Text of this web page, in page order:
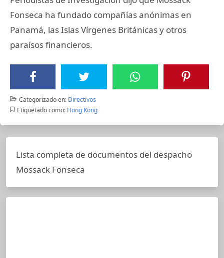
Fonseca ha fundado compañías anónimas en
Panamá, las Islas Vírgenes Británicas y otros
paraísos financieros.
Categorizado en: Directivos
Etiquetado como: Hong Kong
Lista completa de documentos del despacho
Mossack Fonseca